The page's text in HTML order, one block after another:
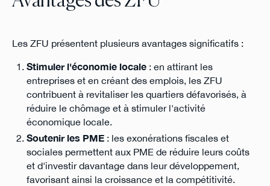
Les ZFU présentent plusieurs avantages significatifs :
Stimuler l'économie locale: en attirant les
entreprises et en créant des emplois, les ZFU
contribuent à revitaliser les quartiers défavorisés, à
réduire le chômage et à stimuler l'activité
économique locale.
Soutenir les PME: les exonérations fiscales et
sociales permettent aux PME de réduire leurs coûts
et d'investir davantage dans leur développement,
favorisant ainsi la croissance et la compétitivité.